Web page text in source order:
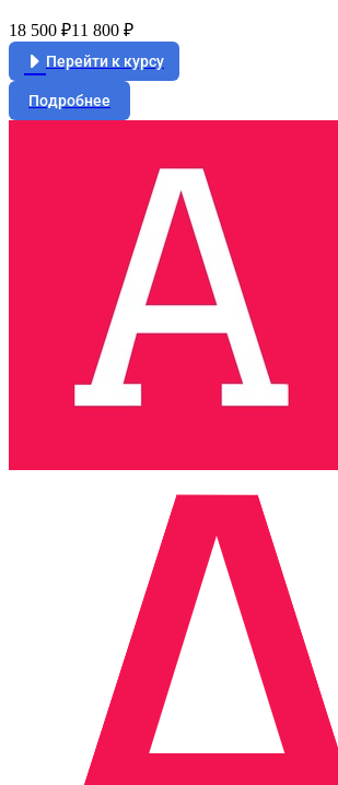
18 500 ₽11 800 ₽
Перейти к курсу
Подробнее